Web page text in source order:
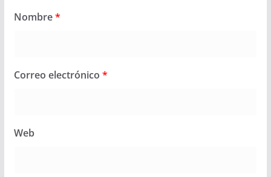
Nombre*
Correo electrónico *
Web